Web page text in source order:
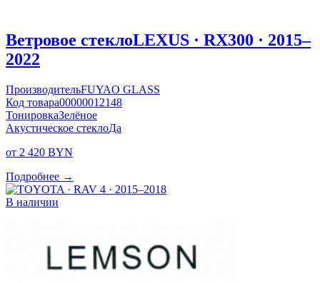
Ветровое стеклоLEXUS · RX300 · 2015–
2022
ПроизводительFUYAO GLASS
Код товара00000012148
ТонировкаЗелёное
Акустическое стеклоДа
от 2 420 BYN
Подробнее →
В наличии